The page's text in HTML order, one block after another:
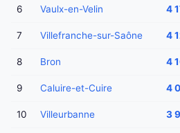
6 Vaulx-en-Velin 4
7 Villefranche-sur-Saône 4
8 Bron 4
9 Caluire-et-Cuire 4
10 Villeurbanne 3